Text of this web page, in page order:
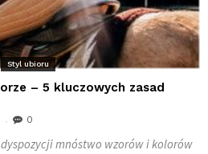
Styl ubioru
– 5 kluczowych zasad
0
dyspozycji mnóstwo wzorów i kolorów